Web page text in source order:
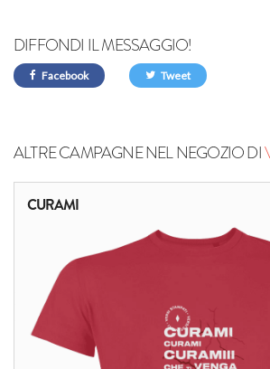
DIFFONDI IL MESSAGGIO!
Facebook Tweet
ALTRE CAMPAGNE NEL NEGOZIO DI
CURAMI